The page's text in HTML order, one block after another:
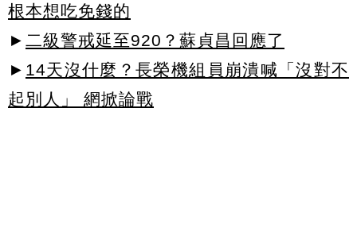
根本想吃免錢的
► 二級警戒延至920？蘇貞昌回應了
► 14天沒什麼？長榮機組員崩潰喊「沒對不
起別人」 網掀論戰